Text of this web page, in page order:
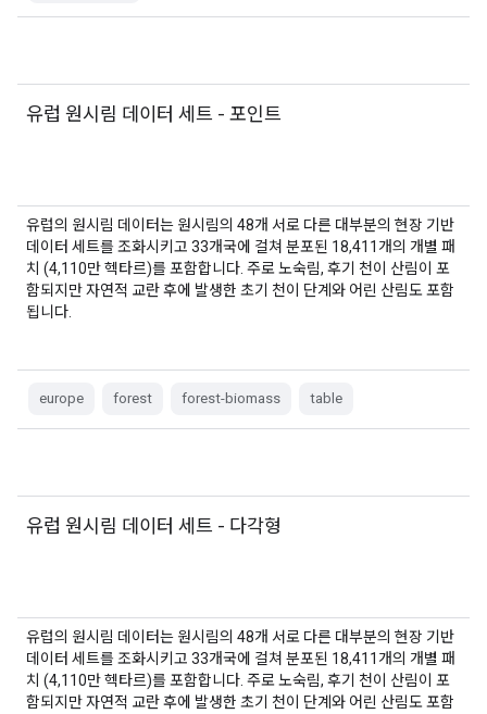
유럽 원시림 데이터 세트 - 포인트
유럽의 원시림 데이터는 원시림의 48개 서로 다른 대부분의 현장 기반
데이터 세트를 조화시키고 33개국에 걸쳐 분포된 18,411개의 개별 패
치 (4,110만 헥타르)를 포함합니다. 주로 노숙림, 후기 천이 산림이 포
함되지만 자연적 교란 후에 발생한 초기 천이 단계와 어린 산림도 포함
됩니다.
europe forest forest-biomass table
유럽 원시림 데이터 세트 - 다각형
유럽의 원시림 데이터는 원시림의 48개 서로 다른 대부분의 현장 기반
데이터 세트를 조화시키고 33개국에 걸쳐 분포된 18,411개의 개별 패
치 (4,110만 헥타르)를 포함합니다. 주로 노숙림, 후기 천이 산림이 포
함되지만 자연적 교란 후에 발생한 초기 천이 단계와 어린 산림도 포함